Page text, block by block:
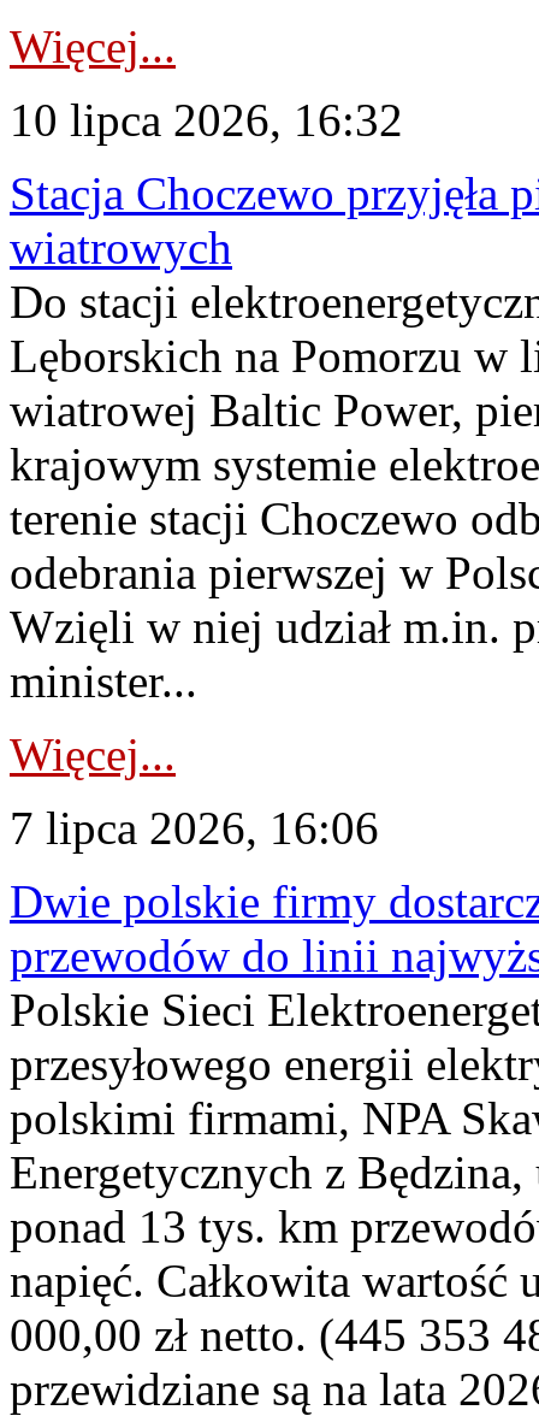
Więcej...
10 lipca 2026, 16:32
Stacja Choczewo przyjęła
wiatrowych
Do stacji
Lęborskich na Pomorzu w
wiatrowej Baltic Power,
krajowym systemie
terenie stacji Choczewo
odebrania pierwszej w
Wzięli w niej udział m.in.
minister...
Więcej...
7 lipca 2026, 16:06
Dwie polskie firmy
przewodów do linii
Polskie Sieci
przesyłowego energii
polskimi firmami, NPA
Energetycznych z
ponad 13 tys. km
napięć. Całkowita
000,00 zł netto. (445 353
przewidziane są na lata